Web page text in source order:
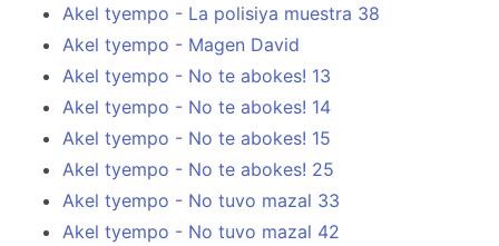
Akel tyempo - La polisiya muestra 38
Akel tyempo - Magen David
Akel tyempo - No te abokes! 13
Akel tyempo - No te abokes! 14
Akel tyempo - No te abokes! 15
Akel tyempo - No te abokes! 25
Akel tyempo - No tuvo mazal 33
Akel tyempo - No tuvo mazal 42